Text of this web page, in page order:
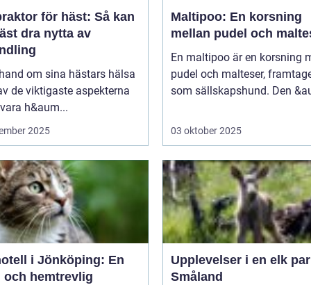
för häst: Så kan
dra nytta av
om sina hästars hälsa
de viktigaste aspekterna
h&aum...
2025
Maltipoo: En korsning
mellan pudel och
En maltipoo är en korsning
pudel och malteser,
som sällskapshund. Den
03 oktober 2025
i Jönköping: En
och hemtrevlig
Upplevelser i en elk
Småland